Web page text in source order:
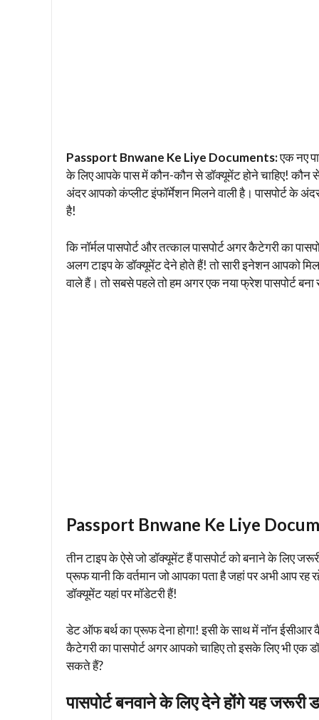
Passport Bnwane Ke Liye Documents:एक नए
के लिए आपके पास में कौन-कौन से डॉक्यूमेंट होने चाहिए!
अंदर आपको कंप्लीट इंफॉर्मेशन मिलने वाली है। पासपोर्ट के
है!
कि नॉर्मल पासपोर्ट और तत्काल पासपोर्ट अगर कैटेगरी का
अलग टाइप के डॉक्यूमेंट देने होते हैं! तो सारी इनेशन आपको
वाले हैं। तो सबसे पहले तो हम अगर एक नया फ्रेश पासपोर्ट
Passport Bnwane Ke Liye
तीन टाइप के ऐसे जो डॉक्यूमेंट हैं पासपोर्ट को बनाने के लिए
प्रूफ यानी कि वर्तमान जो आपका पता है जहां पर अभी आप रह
डॉक्यूमेंट यहां पर मॉडेटरी हैं!
डेट ऑफ बर्थ का प्रूफ देना होगा! इसी के साथ में नॉन ईसीआर
कैटेगरी का पासपोर्ट अगर आपको चाहिए तो इसके लिए भी
सकते हैं?
पासपोर्ट बनवाने के लिए देने होंगे यह जरूरी